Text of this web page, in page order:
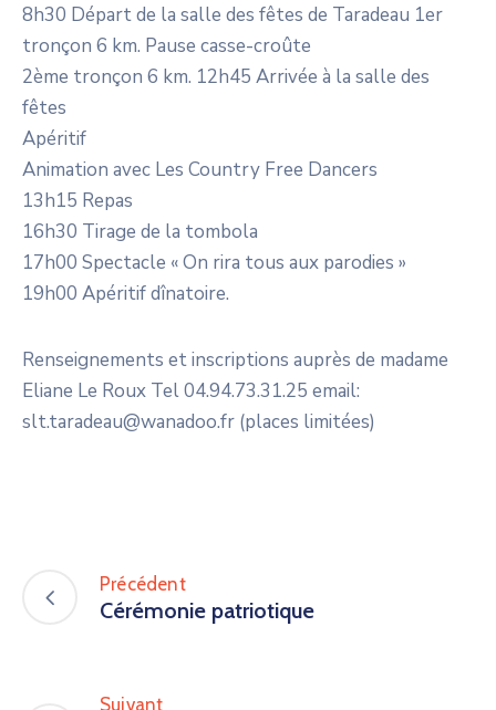
8h30 Départ de la salle des fêtes de Taradeau 1er
tronçon 6 km. Pause casse-croûte
2ème tronçon 6 km. 12h45 Arrivée à la salle des
fêtes
Apéritif
Animation avec Les Country Free Dancers
13h15 Repas
16h30 Tirage de la tombola
17h00 Spectacle « On rira tous aux parodies »
19h00 Apéritif dînatoire.
Renseignements et inscriptions auprès de madame
Eliane Le Roux Tel 04.94.73.31.25 email:
slt.taradeau@wanadoo.fr (places limitées)
Précédent
Cérémonie patriotique
Suivant